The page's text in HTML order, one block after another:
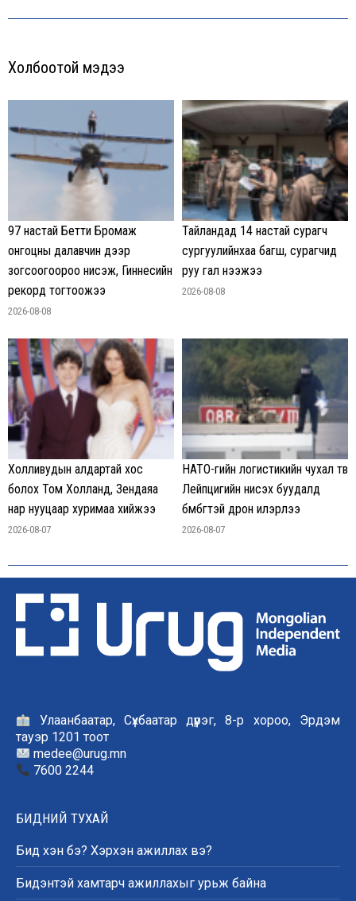
Холбоотой мэдээ
97 настай Бетти Бромаж
онгоцны далавчин дээр
зогсоогоороо нисэж, Гиннесийн
рекорд тогтоожээ
2026-08-08
Тайландад 14 настай сурагч
сургуулийнхаа багш, сурагчид
руу гал нээжээ
2026-08-08
Холливудын алдартай хос
болох Том Холланд, Зендаяа
нар нууцаар хуримаа хийжээ
2026-08-07
НАТО-гийн логистикийн чухал төв
Лейпцигийн нисэх буудалд
бөмбөгтэй дрон илэрлээ
2026-08-07
Улаанбаатар, Сүхбаатар дүүрэг, 8-р хороо, Эрдэм
тауэр 1201 тоот
medee@urug.mn
7600 2244
БИДНИЙ ТУХАЙ
Бид хэн бэ? Хэрхэн ажиллах вэ?
Бидэнтэй хамтарч ажиллахыг урьж байна